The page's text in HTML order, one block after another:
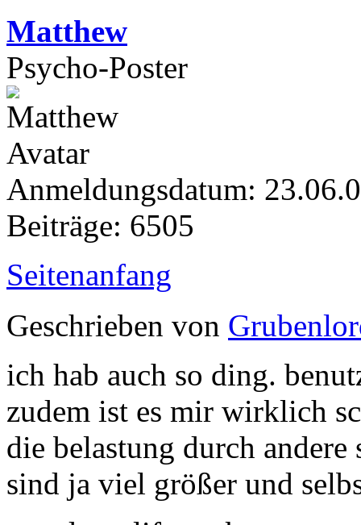
Matthew
Psycho-Poster
Anmeldungsdatum:
Beiträge: 6505
Seitenanfang
Geschrieben von
ich hab auch so ding.
zudem ist es mir wirklich
die belastung durch
sind ja viel größer und